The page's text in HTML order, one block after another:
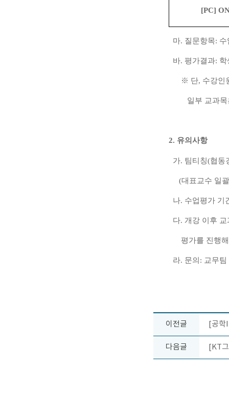
[PC]
마. 질문항목:
바. 평가결과:
※ 단, 수강인
일부 교과
2. 유의사항
가. 팀티칭(협동
(대표교수 일
나. 수업평가 기
다. 개강 이후
평가를 진행
라. 문의 : 교무팀
이전글 [공학
다음글 [KT